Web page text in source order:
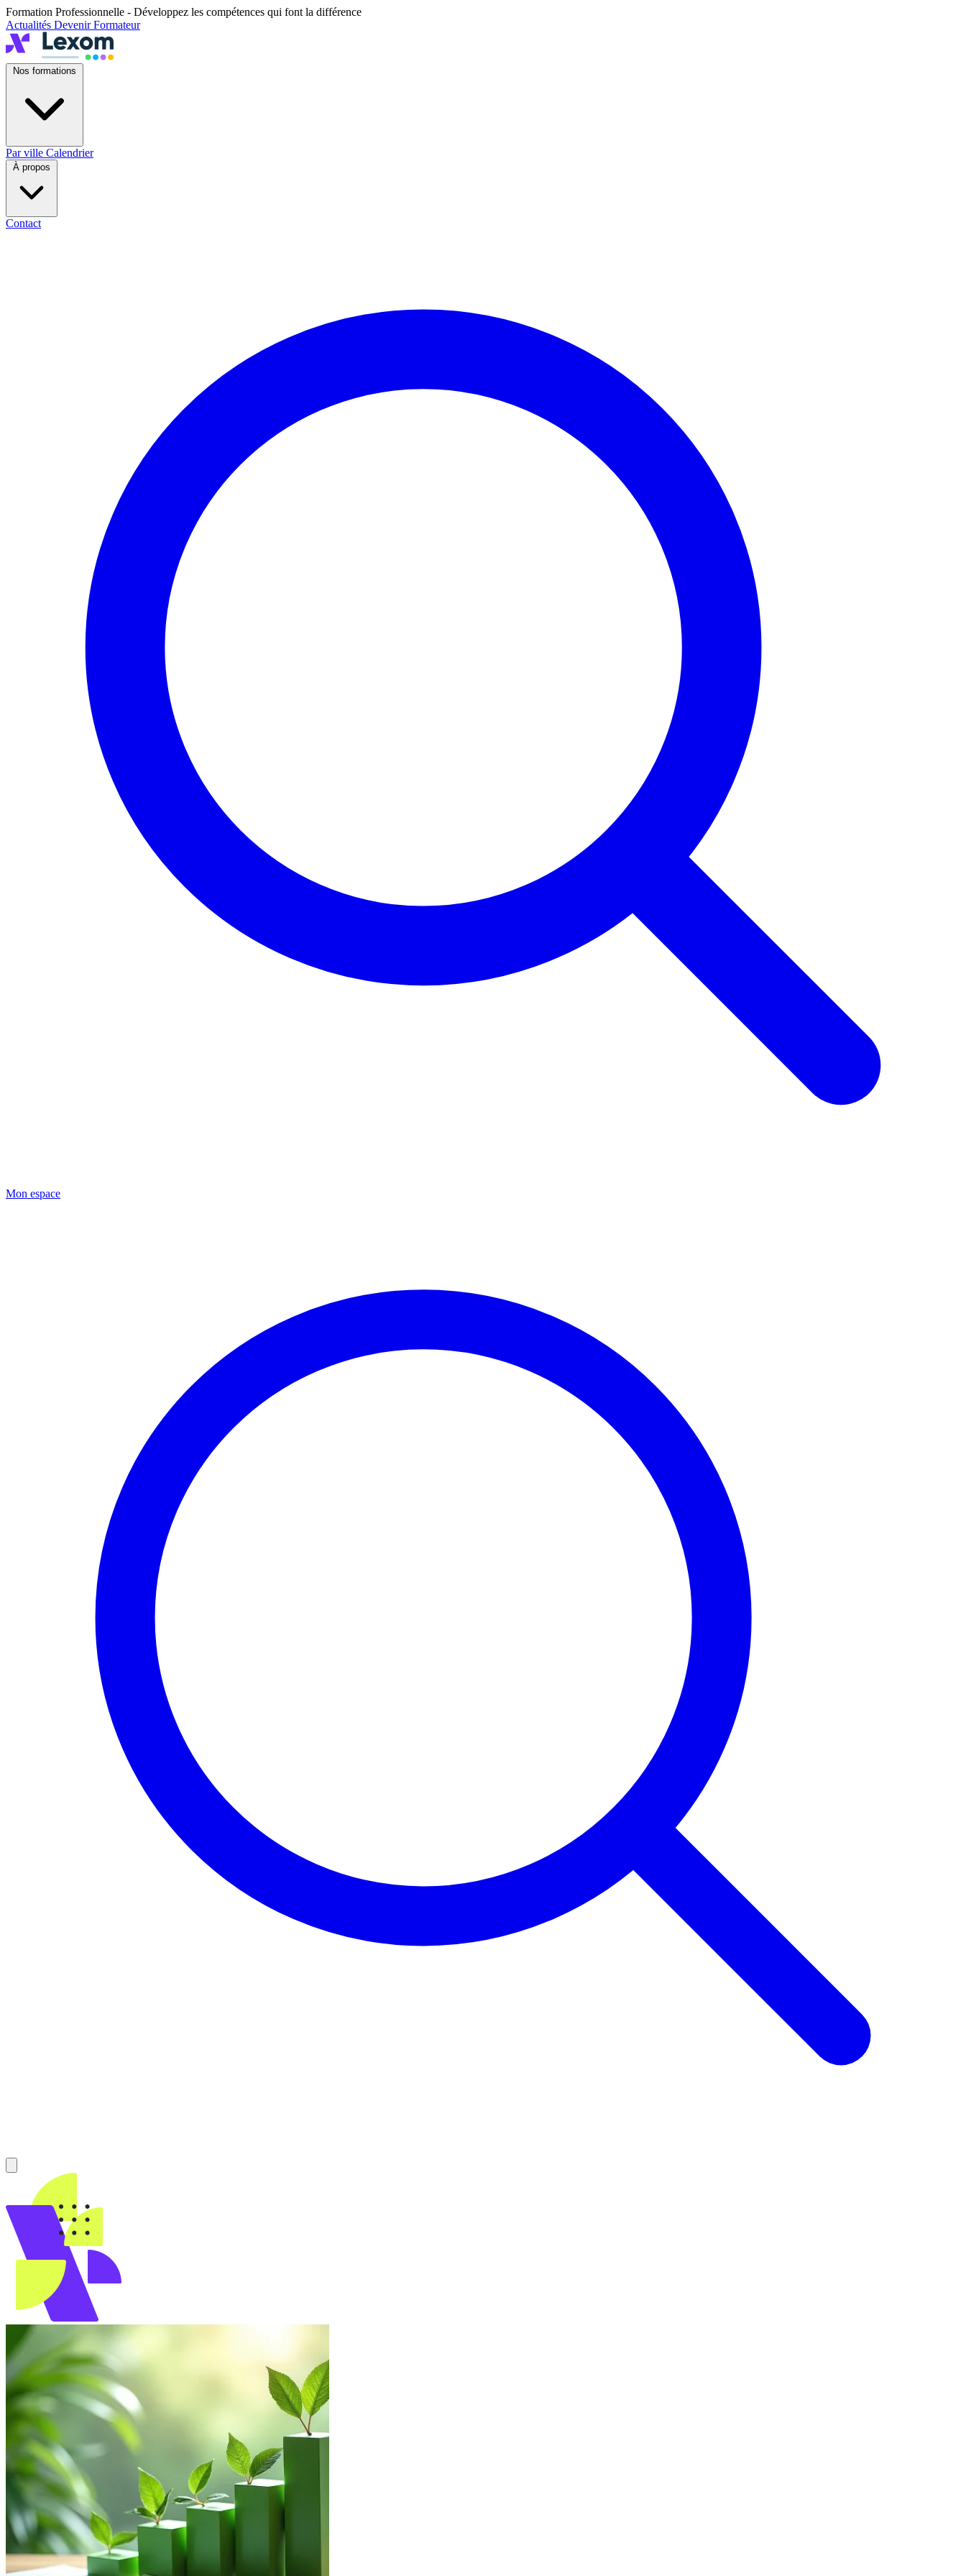
Formation Professionnelle - Développez les compétences qui font la différence
Actualités Devenir Formateur
Nos formations
Par ville Calendrier
À propos
Contact
Mon espace